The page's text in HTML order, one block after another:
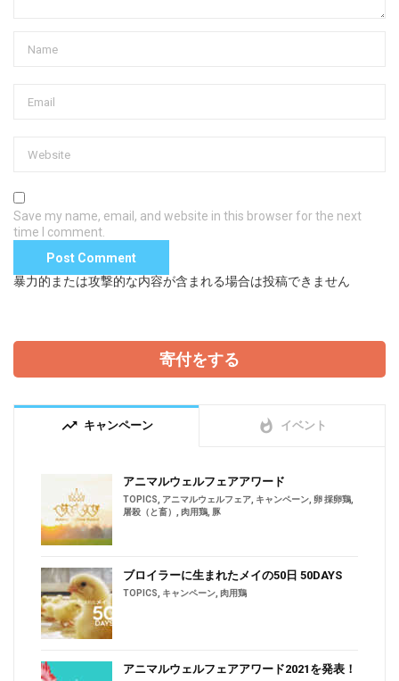
Save my name, email, and website in this browser for the next
time I comment.
暴力的または攻撃的な内容が含まれる場合は投稿できません
寄付をする
trending_up キャンペーン whatshot イベント
アニマルウェルフェアアワード
TOPICS アニマルウェルフェア キャンペーン 卵 採卵鶏
屠殺（と畜）
肉用鶏 豚
ブロイラーに生まれたメイの50日 50DAYS
TOPICS キャンペーン 肉用鶏
アニマルウェルフェアアワード2021を発表！